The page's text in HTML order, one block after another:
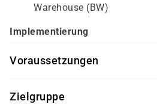
Warehouse (BW)
Implementierung
Voraussetzungen
Zielgruppe